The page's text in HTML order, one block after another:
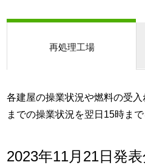
再処理工場
各建屋の操業状況や燃料の受
までの操業状況を翌日15時ま
2023年11月21日発